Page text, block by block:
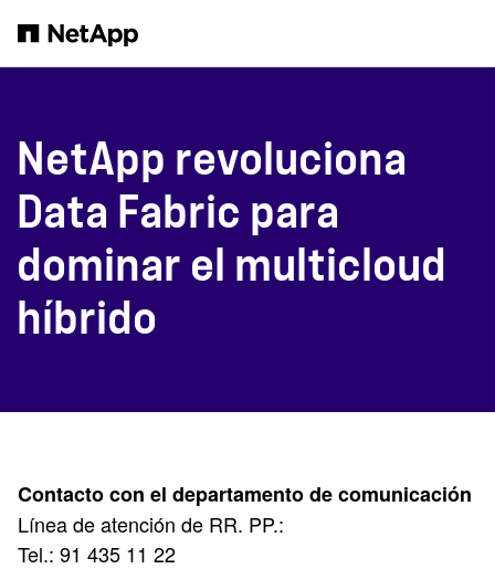
NetApp revoluciona
Data Fabric para
dominar el multicloud
híbrido
Contacto con el departamento de comunicación
Línea de atención de RR. PP.:
Tel.: 91 435 11 22